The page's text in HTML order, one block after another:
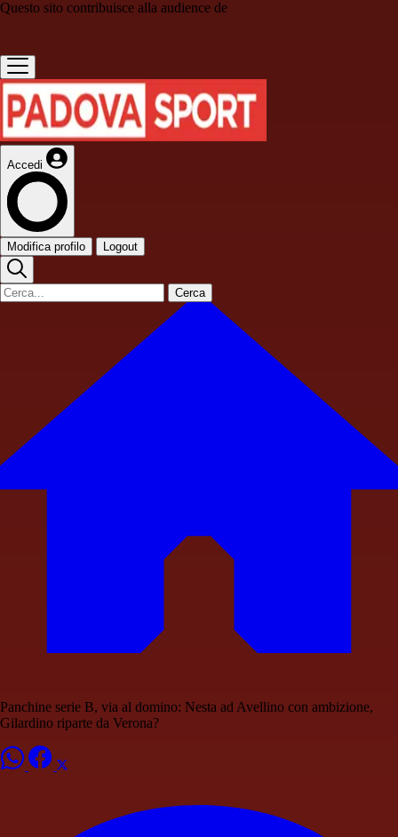
Questo sito contribuisce alla audience de
Accedi
Modifica profilo Logout
Cerca
Panchine serie B, via al domino: Nesta ad Avellino con ambizione,
Gilardino riparte da Verona?